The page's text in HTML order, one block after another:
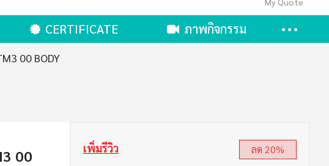
My Quote
CERTIFICATE ภาพกิจกรรม
00 BODY
00
เพิ่มรีวิว ลด 20%